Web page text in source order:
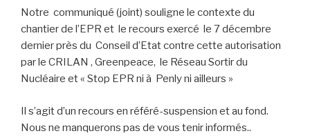
Notre communiqué (joint) souligne le contexte du
chantier de l’EPR et le recours exercé le 7 décembre
dernier près du Conseil d’Etat contre cette autorisation
par le CRILAN , Greenpeace, le Réseau Sortir du
Nucléaire et « Stop EPR ni à Penly ni ailleurs »
Il s’agit d’un recours en référé-suspension et au fond.
Nous ne manquerons pas de vous tenir informés..